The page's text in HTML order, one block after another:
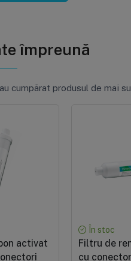
împreună
cumpărat produsul de mai
activat
În stoc
Filtru de
cu